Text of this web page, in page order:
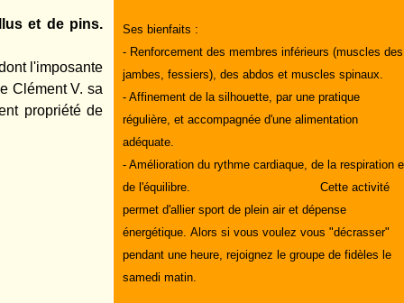
et de pins.
l'imposante
Clément V. sa
propriété de
Ses bienfaits :
- Renforcement des membres inférieurs (muscles des
jambes, fessiers), des abdos et muscles spinaux.
- Affinement de la silhouette, par une pratique
régulière, et accompagnée d'une alimentation
adéquate.
- Amélioration du rythme cardiaque, de la respiration
de l'équilibre. Cette activité
permet d'allier sport de plein air et dépense
énergétique. Alors si vous voulez vous "décrasser"
pendant une heure, rejoignez le groupe de fidèles le
samedi matin.